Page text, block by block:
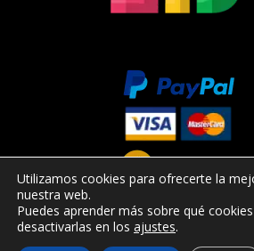
Utilizamos cookies para ofrecerte la
nuestra web.
Puedes aprender más sobre qué
desactivarlas en los ajustes.